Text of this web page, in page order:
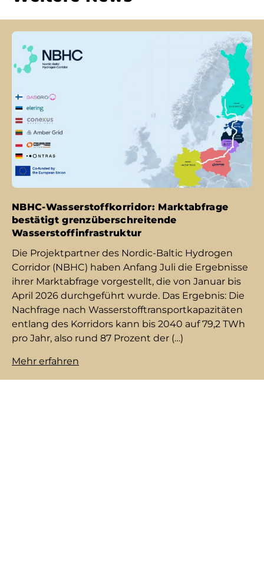
NBHC-Wasserstoffkorridor: Marktabfrage
bestätigt grenzüberschreitende
Wasserstoffinfrastruktur
Die Pro­jekt­part­ner des Nordic-Baltic Hydrogen
Corridor (NBHC) ha­ben An­fang Ju­li die Er­geb­nis­se
ih­rer Markt­ab­fra­ge vor­ge­stellt, die von Ja­nu­ar bis
Ap­ril 2026 durch­ge­führt wur­de. Das Er­geb­nis: Die
Nach­fra­ge nach Was­ser­stoff­trans­port­ka­pa­zi­tä­ten
ent­lang des Kor­ri­dors kann bis 2040 auf 79,2 TWh
pro Jahr, al­so rund 87 Pro­zent der (…)
Mehr erfahren